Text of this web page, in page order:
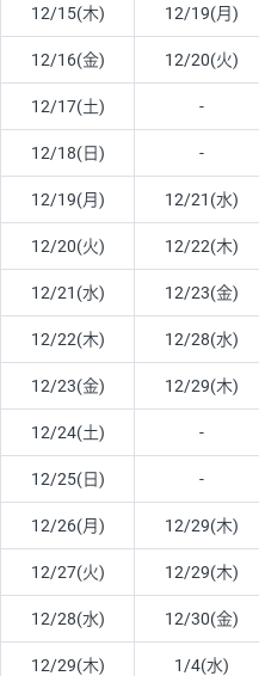
12/15(木) 12/19(月)
12/16(金) 12/20(火)
12/17(土) -
12/18(日) -
12/19(月) 12/21(水)
12/20(火) 12/22(木)
12/21(水) 12/23(金)
12/22(木) 12/28(水)
12/23(金) 12/29(木)
12/24(土) -
12/25(日) -
12/26(月) 12/29(木)
12/27(火) 12/29(木)
12/28(水) 12/30(金)
12/29(木) 1/4(水)